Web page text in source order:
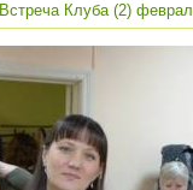
Встреча Клуба (2)